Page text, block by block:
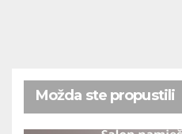
Možda ste propustili